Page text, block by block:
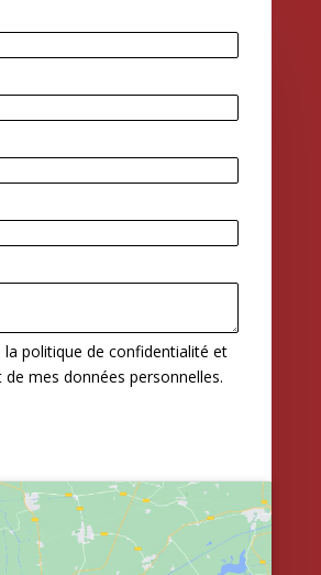
la politique de confidentialité et
mes données personnelles.